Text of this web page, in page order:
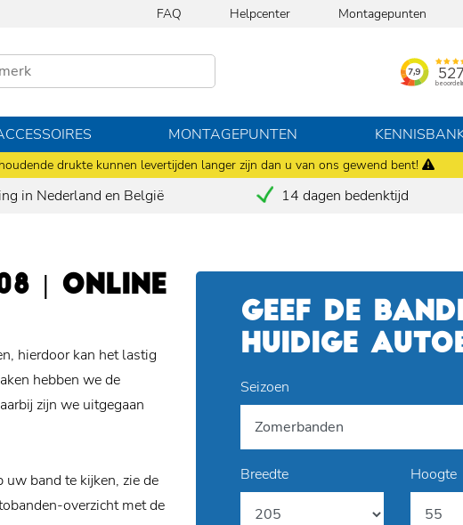
drukte kunnen levertijden langer zijn dan u van ons gewend bent!
FAQ Helpcenter Montagepunten
MONTAGEPUNTEN
in Nederland en België 14 dagen bedenktijd
| ONLINE
hierdoor kan het lastig
hebben we de
zijn we uitgegaan
band te kijken, zie de
overzicht met de
GEEF DE
HUIDIGE
Seizoen
Breedte Hoogte